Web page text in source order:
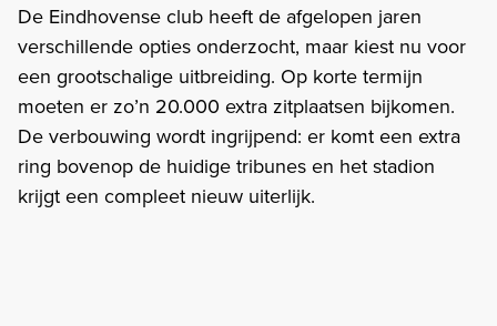
De Eindhovense club heeft de afgelopen jaren
verschillende opties onderzocht, maar kiest nu voor
een grootschalige uitbreiding. Op korte termijn
moeten er zo’n 20.000 extra zitplaatsen bijkomen.
De verbouwing wordt ingrijpend: er komt een extra
ring bovenop de huidige tribunes en het stadion
krijgt een compleet nieuw uiterlijk.